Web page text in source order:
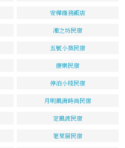
安樺商務飯店
湘之坊民宿
五號小築民宿
康樂民宿
停泊小棧民宿
月明風清時尚民宿
定風波民宿
荖萊居民宿